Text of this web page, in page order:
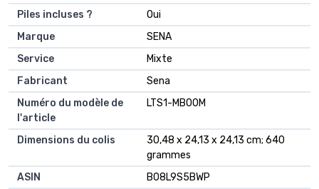
Piles incluses ?
‎Oui
Marque
‎SENA
Service
‎Mixte
Fabricant
‎Sena
Numéro du modèle de
l'article
‎LTS1-MB00M
Dimensions du colis
‎30,48 x 24,13 x 24,13 cm; 640
grammes
ASIN
‎B08L9S5BWP